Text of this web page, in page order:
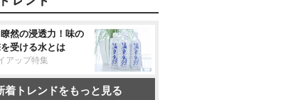
然の浸透力！味の
受ける水とは
アップ特集
着トレンドをもっと見る